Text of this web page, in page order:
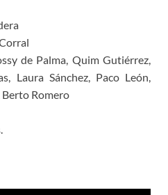
de Palma, Quim Gutiérrez,
Laura Sánchez, Paco León,
Berto Romero